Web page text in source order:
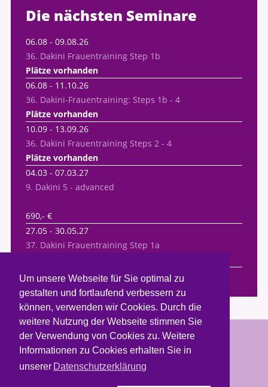
Um unsere Webseite für Sie optimal zu
gestalten und fortlaufend verbessern zu
können, verwenden wir Cookies. Durch die
weitere Nutzung der Webseite stimmen Sie
der Verwendung von Cookies zu. Weitere
Informationen zu Cookies erhalten Sie in
unserer Datenschutzerklärung
Die nächsten Seminare
06.08 - 09.08.26
36. Dakini Frauentraining Step 1b
Plätze vorhanden
06.08 - 11.10.26
36. Dakini-Frauentraining: Steps 1b - 4
Plätze vorhanden
10.09 - 13.09.26
36. Dakini Frauentraining Steps 2 - 4
Plätze vorhanden
04.03 - 07.03.27
9. Dakini 5 - advanced
690,- €
27.05 - 30.05.27
37. Dakini Frauentraining Step 1a
Ganzen Kalender ansehen
Copyright © 2026. Weiblichkeit leben.
Termine & Buchung Kontakt
Impressum